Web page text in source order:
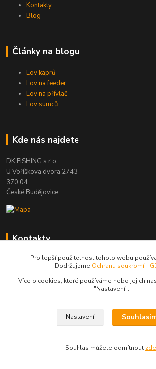
Kontakty
Blog
Články na blogu
Lov kaprů
Lov na feeder
Lov na přívlač
Lov sumců
Kde nás najdete
DK FISHING s.r.o.
U Voříškova dvora 2743
370 04
České Budějovice
Kontakty
Zákaznická podpora DK Fishing
+420 739 734 025
(Po-Pá, 7-18 hod.)
Pro lepší použitelnost tohoto webu
Dodržujeme Ochranu soukromí -
Více o cookies, které používáme nebo jejich
"Nastavení".
Nastavení
Souhlas můžete odmítnout zde